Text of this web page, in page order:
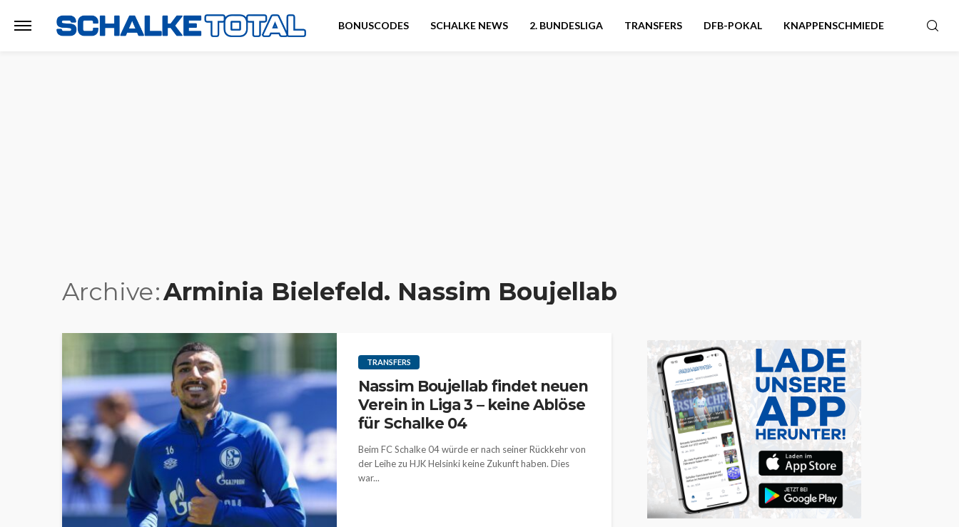
BONUSCODES SCHALKE NEWS 2. BUNDESLIGA TRANSFERS DFB-POKAL KNAPPENSCHMIEDE
Archive Arminia Bielefeld. Nassim Boujellab
TRANSFERS
Nassim Boujellab findet neuen
Verein in Liga 3 – keine Ablöse
für Schalke 04
Beim FC Schalke 04 würde er nach seiner Rückkehr von
der Leihe zu HJK Helsinki keine Zukunft haben. Dies
war...